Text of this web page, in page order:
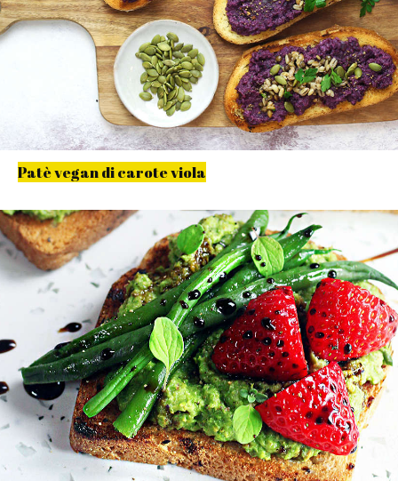
Patè vegan di carote viola